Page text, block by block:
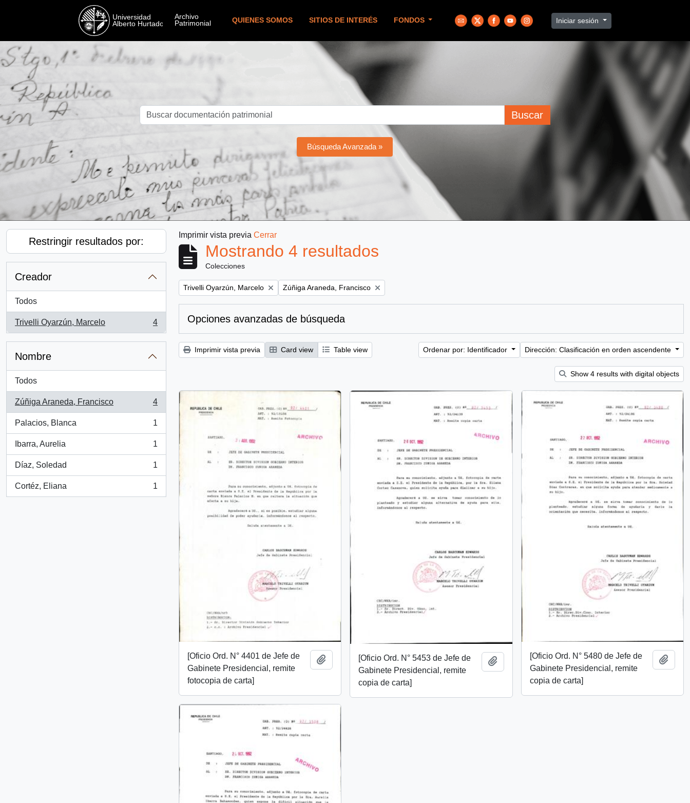
QUIENES SOMOS SITIOS DE INTERÉS FONDOS Iniciar sesión
Buscar
Búsqueda Avanzada »
Restringir resultados por:
Creador
Todos
Trivelli Oyarzún, Marcelo
, 4 resultados
4
Nombre
Todos
Zúñiga Araneda, Francisco
, 4 resultados
4
Palacios, Blanca
, 1 resultados
1
Ibarra, Aurelia
, 1 resultados
1
Díaz, Soledad
, 1 resultados
1
Cortéz, Eliana
, 1 resultados
1
Imprimir vista previa Cerrar
Mostrando 4 resultados
Colecciones
Remove filter:
Trivelli Oyarzún, Marcelo Remove filter:
Zúñiga Araneda, Francisco
Opciones avanzadas de búsqueda
Imprimir vista previa Card view Table view Ordenar por: Identificador Dirección: Clasificación en orden ascendente
Show 4 results with digital objects
[Oficio Ord. N° 4401 de Jefe de
Gabinete Presidencial, remite
fotocopia de carta]
Añadir al portapapeles
[Oficio Ord. N° 5453 de Jefe de
Gabinete Presidencial, remite
copia de carta]
Añadir al portapapeles
[Oficio Ord. N° 5480 de Jefe de
Gabinete Presidencial, remite
copia de carta]